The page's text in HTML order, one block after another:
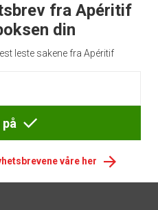
fra Apéritif
din
leste sakene fra Apéritif
våre her